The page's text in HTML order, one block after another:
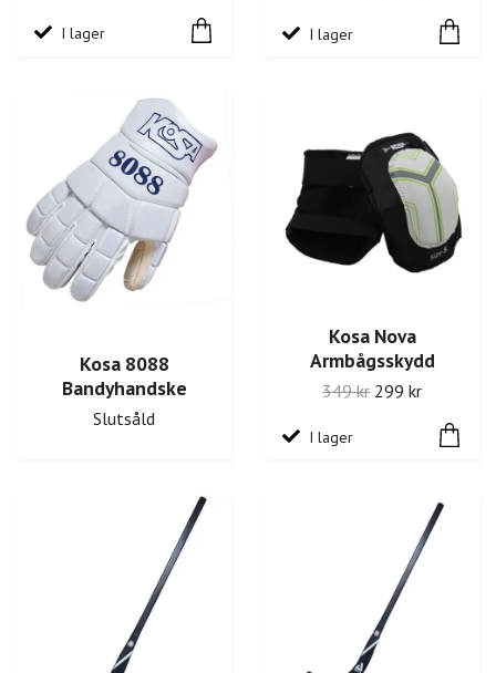
I lager I lager
Kosa 8088
Bandyhandske
Slutsåld
Kosa Nova
Armbågsskydd
349 kr 299 kr
I lager